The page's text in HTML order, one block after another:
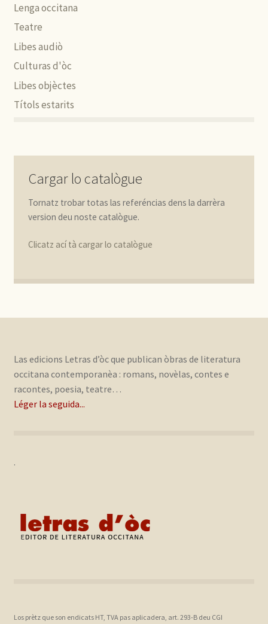
Lenga occitana
Teatre
Libes audiò
Culturas d'òc
Libes objèctes
Títols estarits
Cargar lo catalògue
Tornatz trobar totas las referéncias dens la darrèra
version deu noste catalògue.
Clicatz ací tà cargar lo catalògue
Las edicions Letras d’òc que publican òbras de literatura
occitana contemporanèa : romans, novèlas, contes e
racontes, poesia, teatre…
Léger la seguida...
.
Los prètz que son endicats HT, TVA pas aplicadera, art. 293-B deu CGI